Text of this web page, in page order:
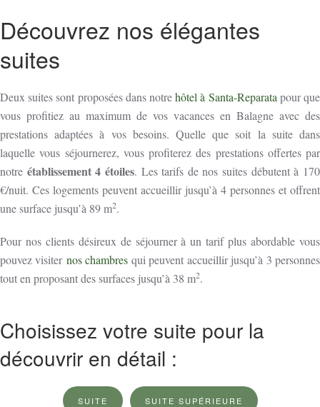
Découvrez nos élégantes
suites
Deux suites sont proposées dans notrehôtel à Santa-Reparata pour que
vous profitiez au maximum de vos vacances en Balagne avec des
prestations adaptées à vos besoins. Quelle que soit la suite dans
laquelle vous séjournerez, vous profiterez des prestations offertes par
notre établissement 4 étoiles. Les tarifs de nos suites débutent à 170
€/nuit. Ces logements peuvent accueillir jusqu’à 4 personnes et offrent
une surface jusqu’à 89 m2.
Pour nos clients désireux de séjourner à un tarif plus abordable vous
pouvez visiter nos chambres qui peuvent accueillir jusqu’à 3 personnes
tout en proposant des surfaces jusqu’à 38 m2.
Choisissez votre suite pour la
découvrir en détail :
SUITE SUITE SUPÉRIEURE